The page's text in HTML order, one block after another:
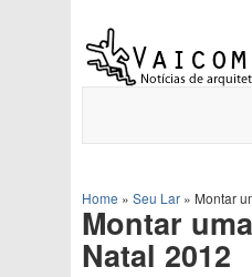
Home » Seu Lar » Montar
Montar
Natal 2012